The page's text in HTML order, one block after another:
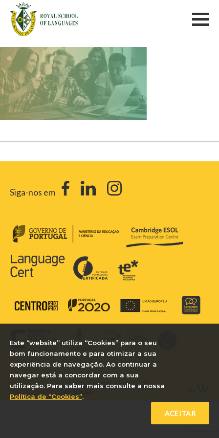
Siga-nos em
2026 © Royal School of Languages
Política de Cookies|Política de
Este “website” utiliza “Cookies” para o seu
bom funcionamento e para otimizar a sua
experiência de navegação. Ao continuar a
navegar está a concordar com a sua
utilização. Para saber mais consulte a nossa
Política de “Cookies”.
ACEITAR